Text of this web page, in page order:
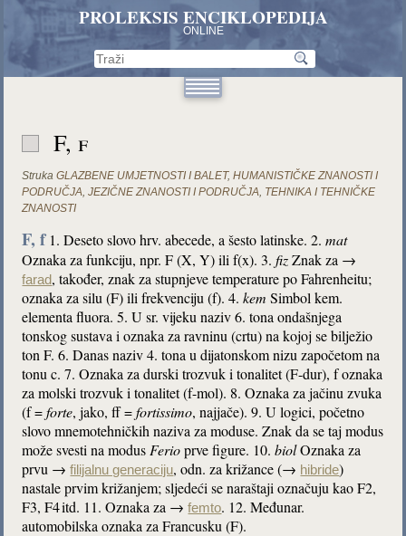
PROLEKSIS ENCIKLOPEDIJA
ONLINE
F, f
Struka GLAZBENE UMJETNOSTI I BALET,HUMANISTIČKE ZNANOSTI I
PODRUČJA,JEZIČNE ZNANOSTI I PODRUČJA, TEHNIKA I TEHNIČKE
ZNANOSTI
F, f1. Deseto slovo hrv. abecede, a šesto latinske. 2.mat
Oznaka za funkciju, npr. F (X, Y) ili f(x). 3.fizZnak za →
farad, također, znak za stupnjeve temperature po Fahrenheitu;
oznaka za silu (F) ili frekvenciju (f). 4.kem Simbol kem.
elementa fluora. 5. U sr. vijeku naziv 6. tona ondašnjega
tonskog sustava i oznaka za ravninu (crtu) na kojoj se bilježio
ton F. 6. Danas naziv 4. tona u dijatonskom nizu započetom na
tonu c. 7. Oznaka za durski trozvuk i tonalitet (F-dur), f oznaka
za molski trozvuk i tonalitet (f-mol). 8. Oznaka za jačinu zvuka
(f =forte, jako, ff =fortissimo, najjače). 9. U logici, početno
slovo mnemotehničkih naziva za moduse. Znak da se taj modus
može svesti na modus Ferioprve figure. 10.biolOznaka za
prvu →filijalnu generaciju, odn. za križance (→ hibride)
nastale prvim križanjem; sljedeći se naraštaji označuju kao F2,
F3, F4itd. 11. Oznaka za →femto. 12. Međunar.
automobilska oznaka za Francusku (F).